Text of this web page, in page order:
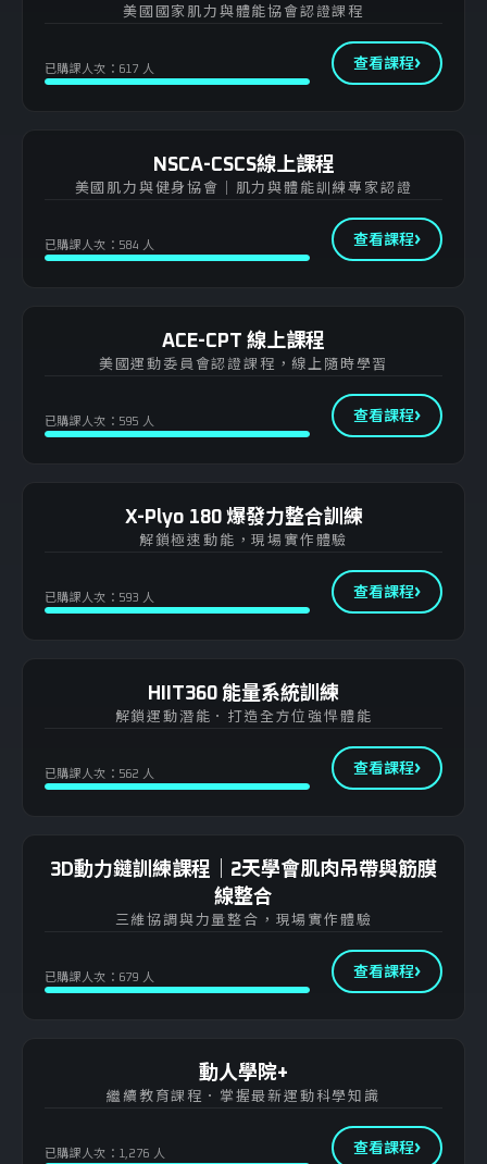
美國國家肌力與體能協會認證課程
已購課人次：617 人 查看課程
NSCA-CSCS線上課程
美國肌力與健身協會｜肌力與體能訓練專家認證
已購課人次：584 人 查看課程
ACE-CPT 線上課程
美國運動委員會認證課程，線上隨時學習
已購課人次：595 人 查看課程
X-Plyo 180 爆發力整合訓練
解鎖極速動能，現場實作體驗
已購課人次：593 人 查看課程
HIIT360 能量系統訓練
解鎖運動潛能．打造全方位強悍體能
已購課人次：562 人 查看課程
3D動力鏈訓練課程｜2天學會肌肉吊帶與筋膜
線整合
三維協調與力量整合，現場實作體驗
已購課人次：679 人 查看課程
動人學院+
繼續教育課程．掌握最新運動科學知識
已購課人次：1,276 人 查看課程